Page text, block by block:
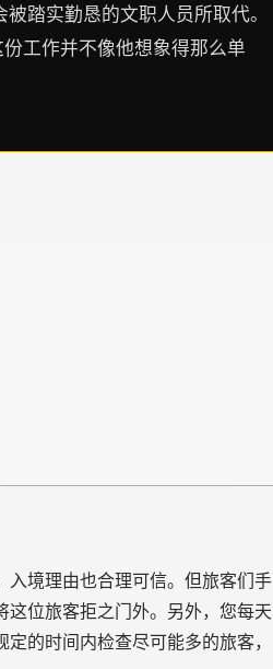
踏实勤恳的文职人员所取代。
工作并不像他想象得那么单
境理由也合理可信。但旅客们手
位旅客拒之门外。另外，您每天
的时间内检查尽可能多的旅客，